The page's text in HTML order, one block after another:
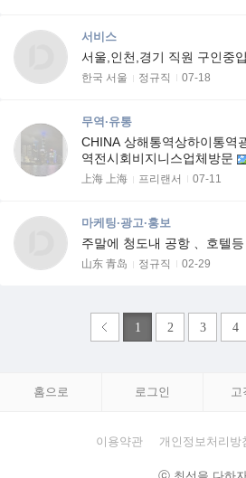
서비스
서울,인천,경기 직원 구
한국 서울 정규직 07-18
무역·유통
CHINA 상해통역상하이통역
역전시회비지니스업체방문
上海 上海 프리랜서 07-11
마케팅·광고·홍보
주말에 청도내 공항 、호텔
山东 青岛 정규직 02-29
1 2 3 4
홈으로 로그인 고
이용약관 개인정보처리방